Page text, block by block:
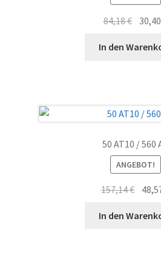
84,18€
war:
In den
50 AT10 / 560
ANGEBOT!
157,14€
war:
In den